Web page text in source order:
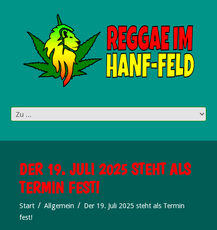
DER 19. JULI 2025 STEHT ALS
TERMIN FEST!
Start Allgemein
Der 19. Juli 2025 steht als Termin
fest!